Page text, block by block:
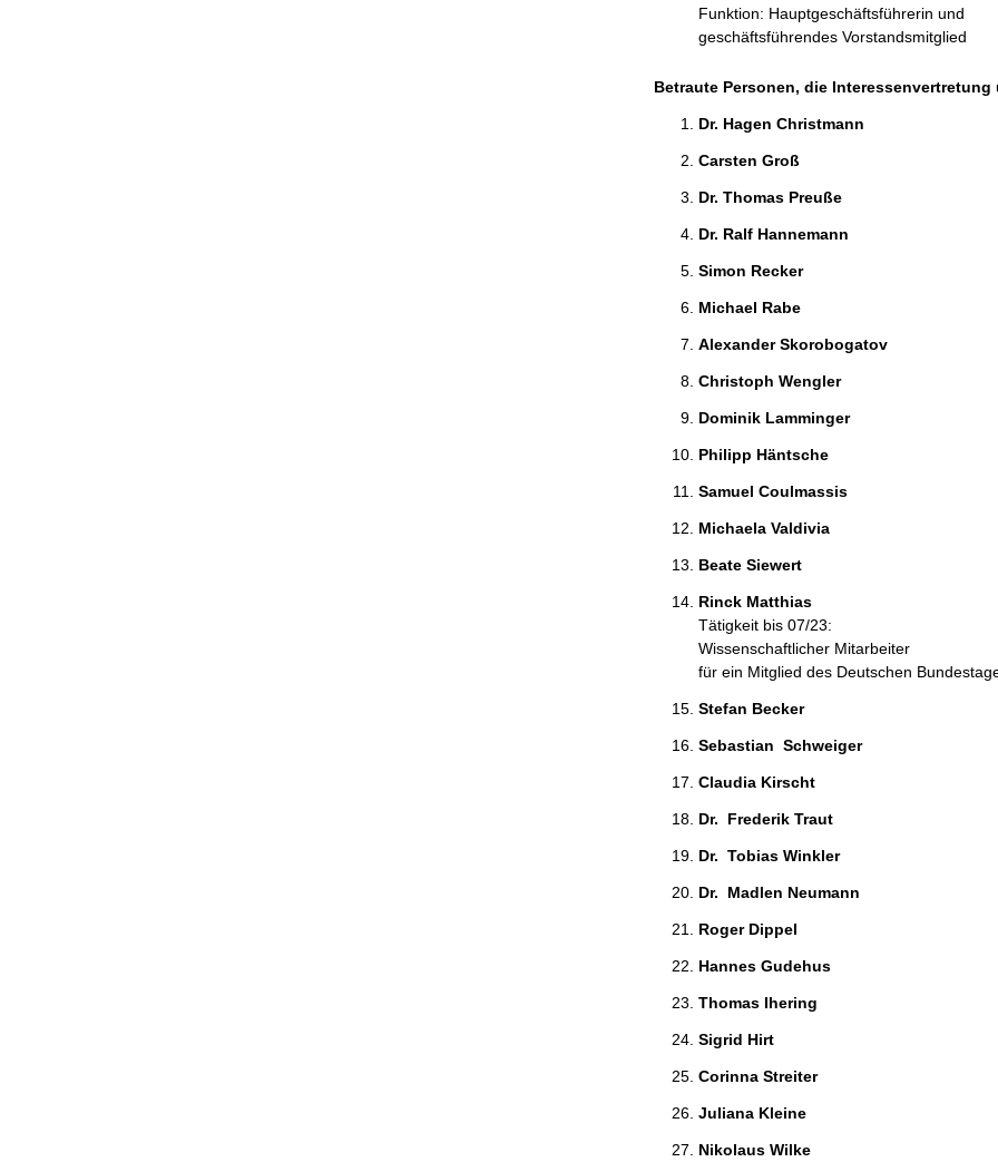
Funktion: Hauptgeschäftsführerin und
geschäftsführendes Vorstandsmitglied
Betraute Personen, die
Dr. Hagen Christmann
Carsten Groß
Dr. Thomas Preuße
Dr. Ralf Hannemann
Simon Recker
Michael Rabe
Alexander Skorobogatov
Christoph Wengler
Dominik Lamminger
Philipp Häntsche
Samuel Coulmassis
Michaela Valdivia
Beate Siewert
Rinck Matthias
Tätigkeit bis 07/23:
Wissenschaftlicher Mitarbeiter
für ein Mitglied des Deutschen
Stefan Becker
Sebastian  Schweiger
Claudia Kirscht
Dr.  Frederik Traut
Dr.  Tobias Winkler
Dr.  Madlen Neumann
Roger Dippel
Hannes Gudehus
Thomas Ihering
Sigrid Hirt
Corinna Streiter
Juliana Kleine
Nikolaus Wilke